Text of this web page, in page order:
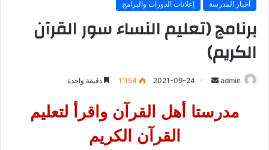
أخبار المدرسة إعلانات الدورات والبرامج
برنامج (تعليم النساء سور القرآن
الكريم)
admin
أرسل
إلكترونيا
2021-09-24 1٬154 دقيقة واحدة
مدرستا أهل القرآن واقرأ لتعليم
القرآن الكريم